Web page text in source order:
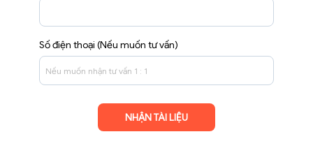
Số điện thoại (Nếu muốn tư vấn)